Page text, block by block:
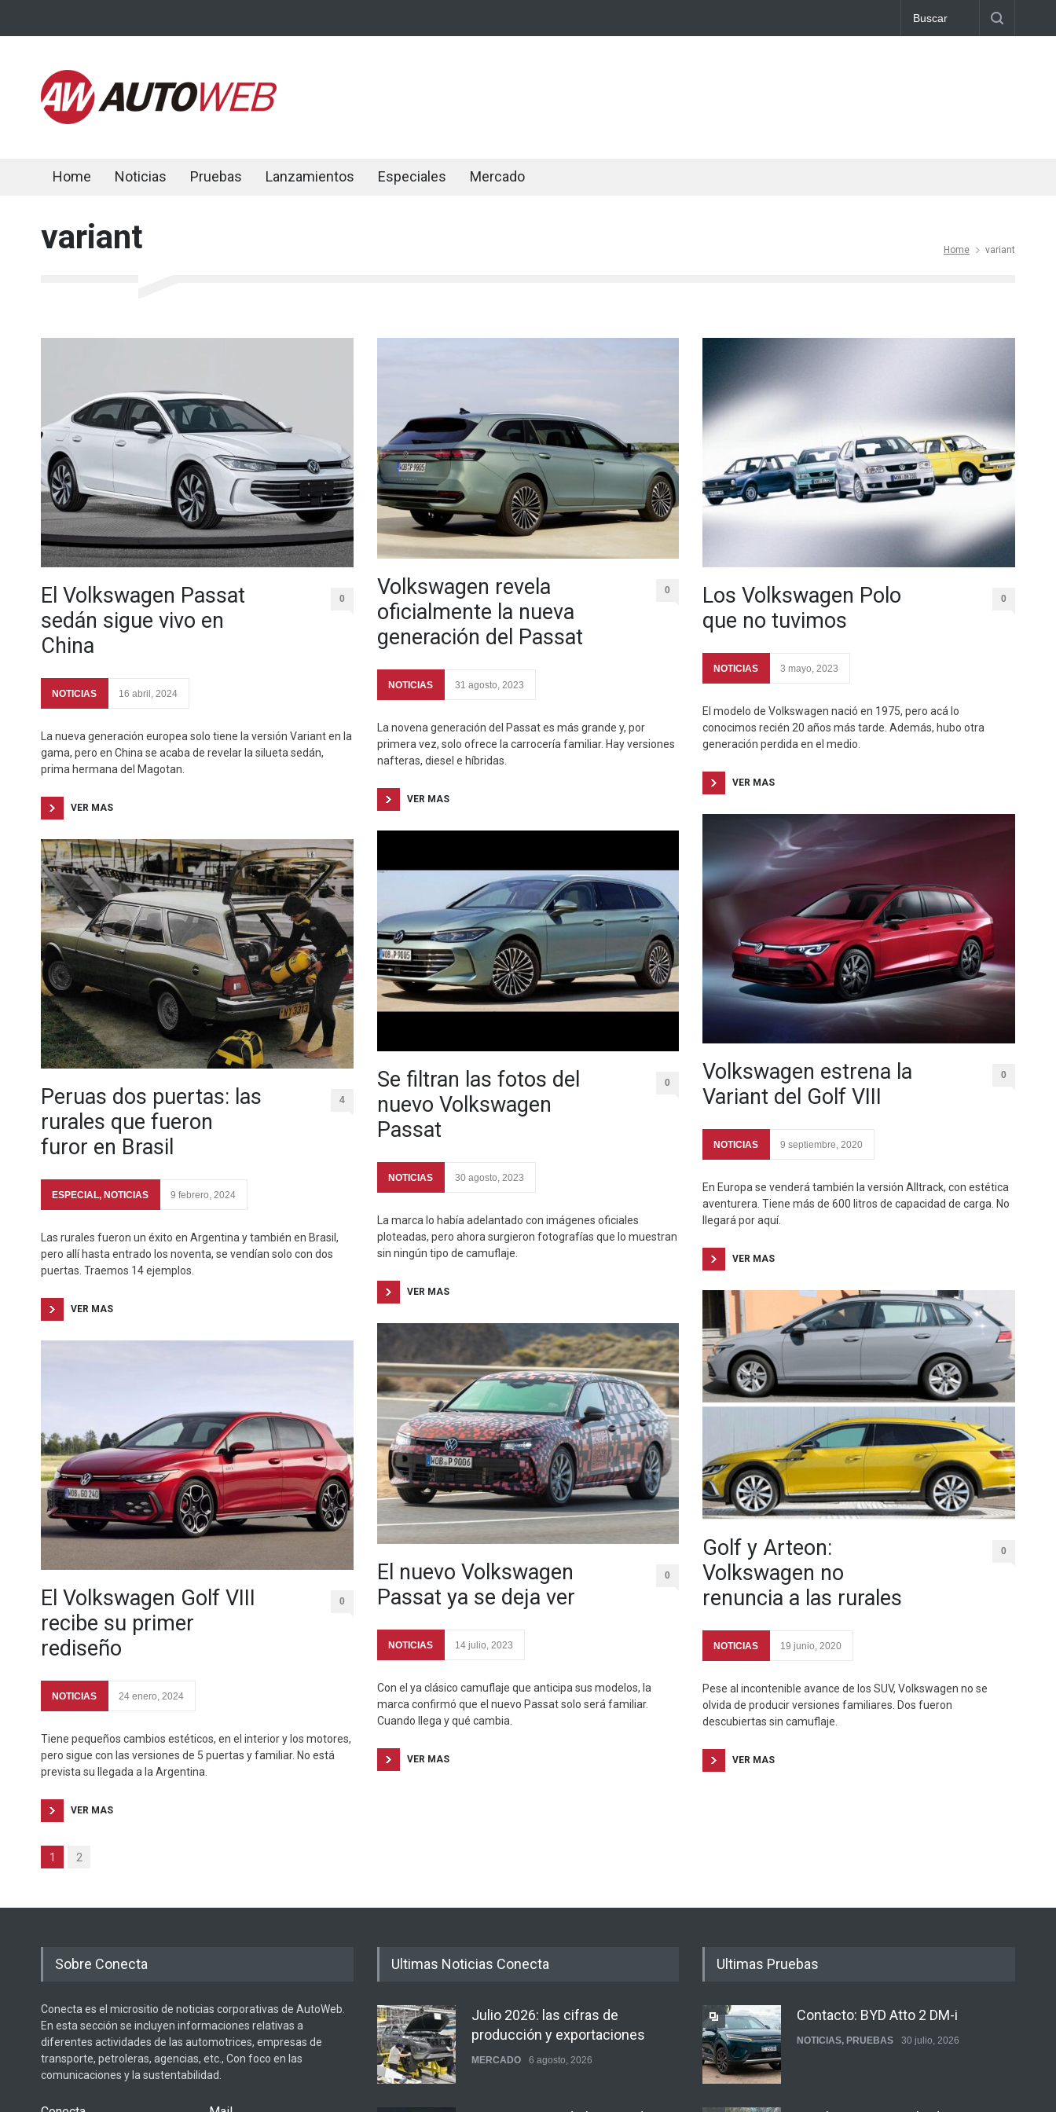
Home Noticias Pruebas Lanzamientos Especiales Mercado
variant Home variant
El Volkswagen Passat
sedán sigue vivo en
China
0
NOTICIAS 16 abril, 2024
La nueva generación europea solo tiene la versión Variant en la
gama, pero en China se acaba de revelar la silueta sedán,
prima hermana del Magotan.
VER MAS
Peruas dos puertas: las
rurales que fueron
furor en Brasil
4
ESPECIAL, NOTICIAS 9 febrero, 2024
Las rurales fueron un éxito en Argentina y también en Brasil,
pero allí hasta entrado los noventa, se vendían solo con dos
puertas. Traemos 14 ejemplos.
VER MAS
El Volkswagen Golf VIII
recibe su primer
rediseño
0
NOTICIAS 24 enero, 2024
Tiene pequeños cambios estéticos, en el interior y los motores,
pero sigue con las versiones de 5 puertas y familiar. No está
prevista su llegada a la Argentina.
VER MAS
Volkswagen revela
oficialmente la nueva
generación del Passat
0
NOTICIAS 31 agosto, 2023
La novena generación del Passat es más grande y, por
primera vez, solo ofrece la carrocería familiar. Hay versiones
nafteras, diesel e híbridas.
VER MAS
Se filtran las fotos del
nuevo Volkswagen
Passat
0
NOTICIAS 30 agosto, 2023
La marca lo había adelantado con imágenes oficiales
ploteadas, pero ahora surgieron fotografías que lo muestran
sin ningún tipo de camuflaje.
VER MAS
El nuevo Volkswagen
Passat ya se deja ver
0
NOTICIAS 14 julio, 2023
Con el ya clásico camuflaje que anticipa sus modelos, la
marca confirmó que el nuevo Passat solo será familiar.
Cuando llega y qué cambia.
VER MAS
Los Volkswagen Polo
que no tuvimos
0
NOTICIAS 3 mayo, 2023
El modelo de Volkswagen nació en 1975, pero acá lo
conocimos recién 20 años más tarde. Además, hubo otra
generación perdida en el medio.
VER MAS
Volkswagen estrena la
Variant del Golf VIII
0
NOTICIAS 9 septiembre, 2020
En Europa se venderá también la versión Alltrack, con estética
aventurera. Tiene más de 600 litros de capacidad de carga. No
llegará por aquí.
VER MAS
Golf y Arteon:
Volkswagen no
renuncia a las rurales
0
NOTICIAS 19 junio, 2020
Pese al incontenible avance de los SUV, Volkswagen no se
olvida de producir versiones familiares. Dos fueron
descubiertas sin camuflaje.
VER MAS
1 2
Sobre Conecta
Conecta es el micrositio de noticias corporativas de AutoWeb.
En esta sección se incluyen informaciones relativas a
diferentes actividades de las automotrices, empresas de
transporte, petroleras, agencias, etc., Con foco en las
comunicaciones y la sustentabilidad.
Ultimas Noticias Conecta
Julio 2026: las cifras de
producción y exportaciones
MERCADO 6 agosto, 2026
Ultimas Pruebas
Contacto: BYD Atto 2 DM-i
NOTICIAS, PRUEBAS 30 julio, 2026